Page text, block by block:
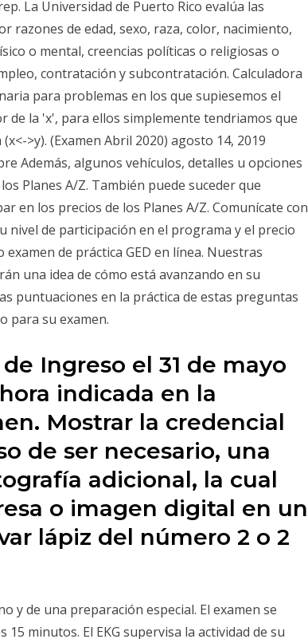
La Universidad de Puerto Rico evalúa las
razones de edad, sexo, raza, color, nacimiento,
o mental, creencias políticas o religiosas o
contratación y subcontratación. Calculadora
para problemas en los que supiesemos el
de la 'x', para ellos simplemente tendriamos que
>y). (Examen Abril 2020) agosto 14, 2019
Además, algunos vehículos, detalles u opciones
Planes A/Z. También puede suceder que
en los precios de los Planes A/Z. Comunícate con
nivel de participación en el programa y el precio
de práctica GED en línea. Nuestras
una idea de cómo está avanzando en su
puntuaciones en la práctica de estas preguntas
para su examen.
Ingreso el 31 de mayo
indicada en la
Mostrar la credencial
de ser necesario, una
adicional, la cual
o imagen digital en un
lápiz del número 2 o 2
y de una preparación especial. El examen se
minutos. El EKG supervisa la actividad de su